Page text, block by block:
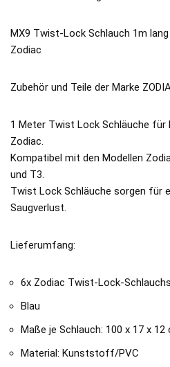
MX9 Twist-Lock Schlauch 1m
Zodiac
Zubehör und Teile der Marke
1 Meter Twist Lock Schläuche für
Zodiac.
Kompatibel mit den Modellen
und T3.
Twist Lock Schläuche sorgen für
Saugverlust.
Lieferumfang:
6x Zodiac Twist-Lock-
Blau
Maße je Schlauch: 100 x 17 x 12
Material: Kunststoff/PVC